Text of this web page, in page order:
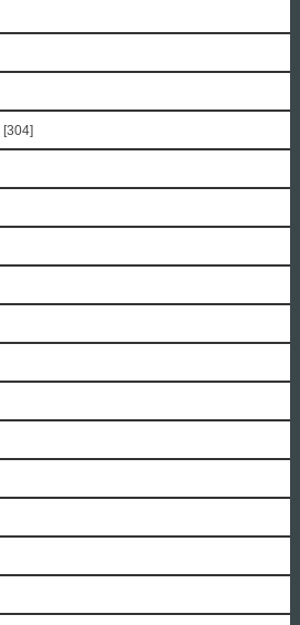
[304]